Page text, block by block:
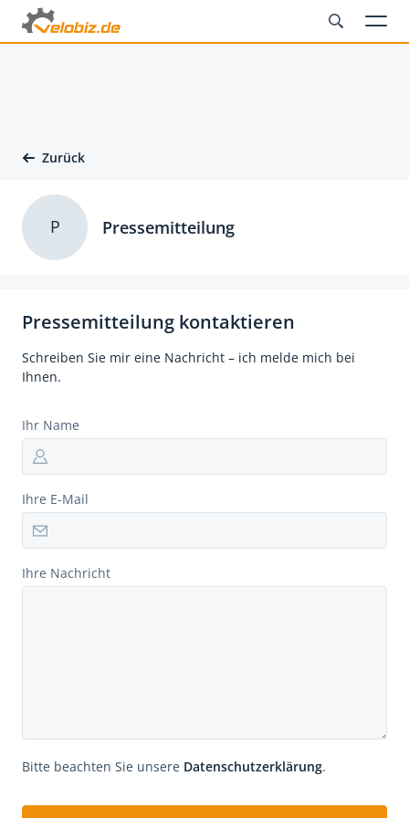
Zurück
Pressemitteilung kontaktieren
Schreiben Sie mir eine Nachricht – ich melde mich bei
Ihnen.
Ihr Name
Ihre E-Mail
Ihre Nachricht
Bitte beachten Sie unsere Datenschutzerklärung.
P Pressemitteilung